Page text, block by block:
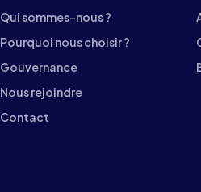
Qui sommes-nous ?
Pourquoi nous choisir ?
Gouvernance
Nous rejoindre
Contact